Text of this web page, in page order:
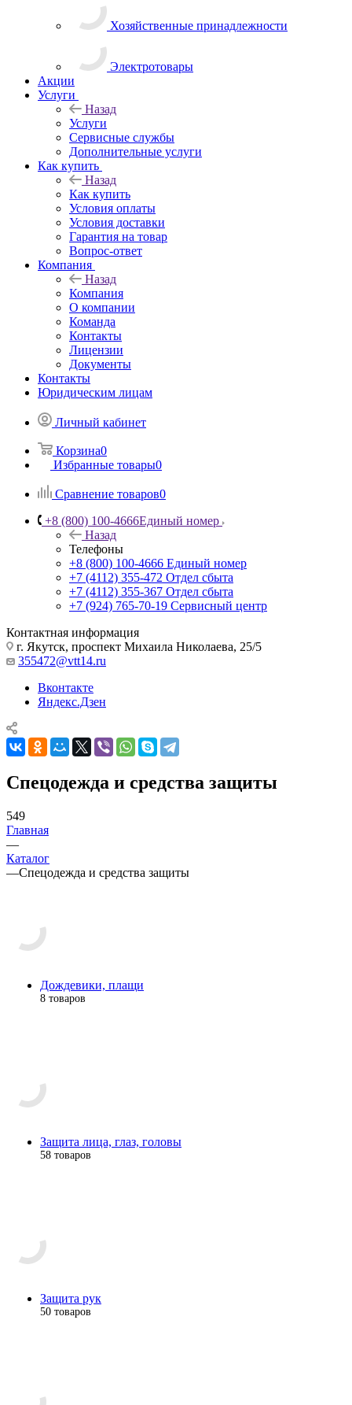
Хозяйственные принадлежности
Электротовары
Акции
Услуги
Назад
Услуги
Сервисные службы
Дополнительные услуги
Как купить
Назад
Как купить
Условия оплаты
Условия доставки
Гарантия на товар
Вопрос-ответ
Компания
Назад
Компания
О компании
Команда
Контакты
Лицензии
Документы
Контакты
Юридическим лицам
Личный кабинет
Корзина0
Избранные товары0
Сравнение товаров0
+8 (800) 100-4666Единый номер
Назад
Телефоны
+8 (800) 100-4666 Единый номер
+7 (4112) 355-472 Отдел сбыта
+7 (4112) 355-367 Отдел сбыта
+7 (924) 765-70-19 Сервисный центр
Контактная информация
г. Якутск, проспект Михаила Николаева, 25/5
355472@vtt14.ru
Вконтакте
Яндекс.Дзен
Спецодежда и средства защиты
549
Главная
—
Каталог
—Спецодежда и средства защиты
Дождевики, плащи
8 товаров
Защита лица, глаз, головы
58 товаров
Защита рук
50 товаров